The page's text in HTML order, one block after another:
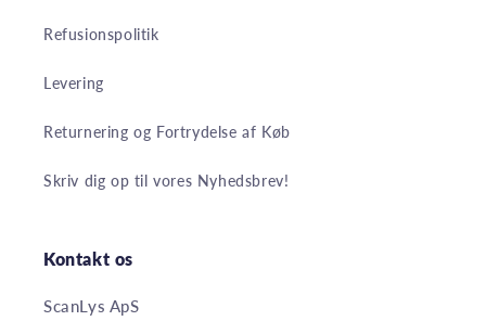
Refusionspolitik
Levering
Returnering og Fortrydelse af Køb
Skriv dig op til vores Nyhedsbrev!
Kontakt os
ScanLys ApS